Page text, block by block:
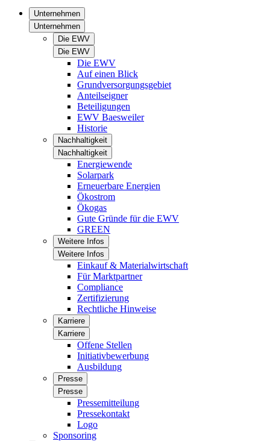
Unternehmen
Unternehmen
Die EWV
Die EWV
Die EWV
Auf einen Blick
Grundversorgungsgebiet
Anteilseigner
Beteiligungen
EWV Baesweiler
Historie
Nachhaltigkeit
Nachhaltigkeit
Energiewende
Solarpark
Erneuerbare Energien
Ökostrom
Ökogas
Gute Gründe für die EWV
GREEN
Weitere Infos
Weitere Infos
Einkauf & Materialwirtschaft
Für Marktpartner
Compliance
Zertifizierung
Rechtliche Hinweise
Karriere
Karriere
Offene Stellen
Initiativbewerbung
Ausbildung
Presse
Presse
Pressemitteilung
Pressekontakt
Logo
Sponsoring